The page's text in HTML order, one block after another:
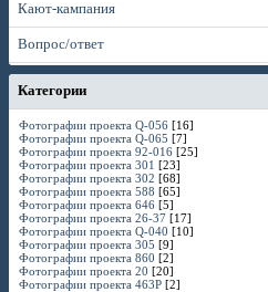
Кают-кампания
Вопрос/ответ
Категории
Фотографии проекта Q-056 [16]
Фотографии проекта Q-065 [7]
Фотографии проекта 92-016 [25]
Фотографии проекта 301
[23]
Фотографии проекта 302 [68]
Фотографии проекта 588 [65]
Фотографии проекта 646 [5]
Фотографии проекта 26-37 [17]
Фотографии проекта Q-040 [10]
Фотографии проекта 305 [9]
Фотографии проекта 860 [2]
Фотографии проекта 20 [20]
Фотографии проекта 463P [2]